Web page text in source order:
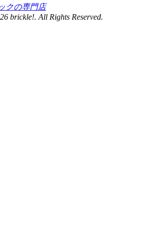
brickle!. All Rights Reserved.